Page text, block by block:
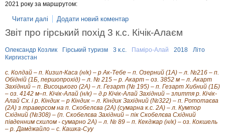
2021 року за маршрутом:
Читати далі
о
і
ь
к
и
й
п
о
х
і
д
Додати новий коментар
Звіт про гірський похід 3 к.с. Кічік-Алаєм
Олександр Козлик Гірський туризм 3 к.с. Паміро-Алай 2018
Літо
Киргизстан
с. Колдай – п. Кизил-Каса (н/к) – р Ак-Тебе – п. Озерний (1А) – л. №216 – п.
Обідній (1Б, першопрохід) – л. № 215 – р. Акарт – оз. 3852 м – л. Акарт
Західний – п. Висоцького (2А) – л. Гезарт (№ 195) – п. Гезарт Хибний (1Б)
– оз. 4142 м–п. Кічік-Алай (н/к) – д.р Кічік-Алай Західний – злиття р. Кічік-
Алай Сх. і р. Кіндик – р Кіндик – л. Кіндик Західний (№322) – п. Рототаєва
(2А) з траверсом на п. Скобелєва (2А) (сумарна к.с. 2А) – л. Кумтор
Східний (№308) – (п. Скобелєва Західний – пік Скобелєва Східний
південним схилом - сумарно 2А) – л. № 89 – п. Кекджар (н/к) – оз. Кокшель
– р. Дамджайло – с. Кашка-Суу